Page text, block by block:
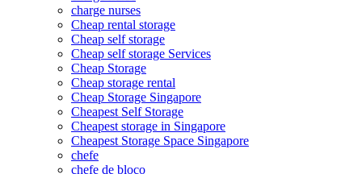
charge nurses
Cheap rental storage
Cheap self storage
Cheap self storage Services
Cheap Storage
Cheap storage rental
Cheap Storage Singapore
Cheapest Self Storage
Cheapest storage in Singapore
Cheapest Storage Space Singapore
chefe
chefe de bloco